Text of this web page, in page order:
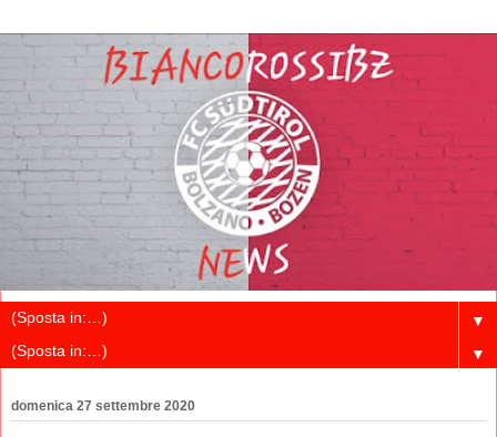
▼
▼
domenica 27 settembre 2020